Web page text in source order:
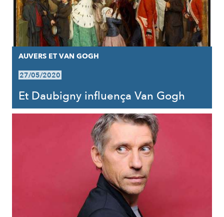
AUVERS ET VAN GOGH
27/05/2020
Et Daubigny influença Van Gogh